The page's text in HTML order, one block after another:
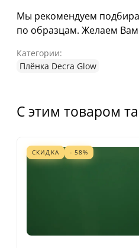
Мы рекомендуем
по образцам. Желаем
Категории:
Плёнка Decra Glow
С этим товаром
СКИДКА - 58%